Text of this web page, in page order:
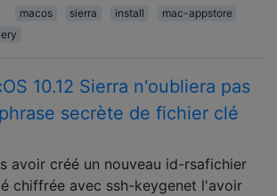
macos sierra install
mac-appstore
10.12 Sierra n'oubliera pas
secrète de fichier clé
avoir créé un nouveau id-rsafichier
chiffrée avec ssh-keygenet l'avoir